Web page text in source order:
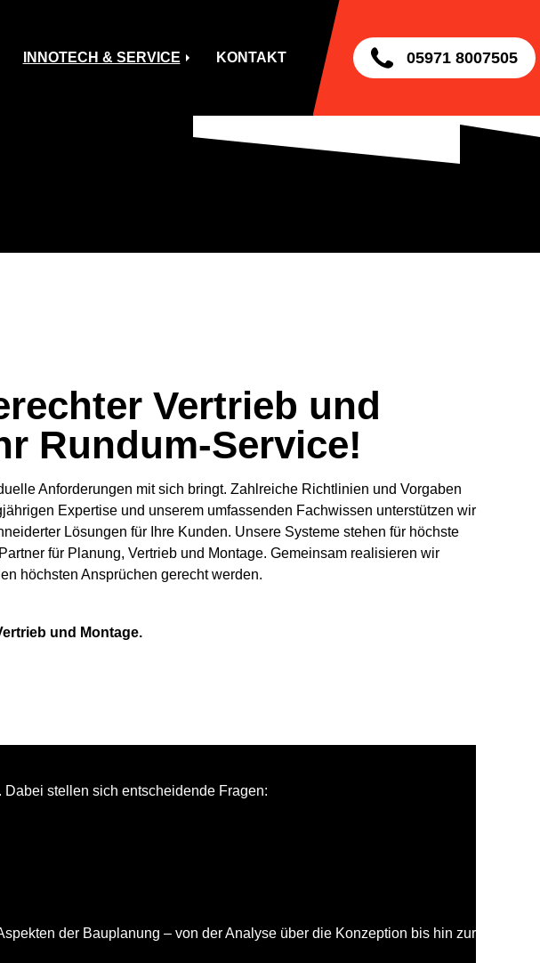
INNOTECH & SERVICE KONTAKT 05971 8007505
SERVICE
KONTAKTIEREN
Vertrieb und
Rundum-Service!
Anforderungen mit sich bringt. Zahlreiche Richtlinien und Vorgaben
Expertise und unserem umfassenden Fachwissen unterstützen wir
Lösungen für Ihre Kunden. Unsere Systeme stehen für höchste
für Planung, Vertrieb und Montage. Gemeinsam realisieren wir
höchsten Ansprüchen gerecht werden.
und Montage.
stellen sich entscheidende Fragen:
der Bauplanung – von der Analyse über die Konzeption bis hin zur